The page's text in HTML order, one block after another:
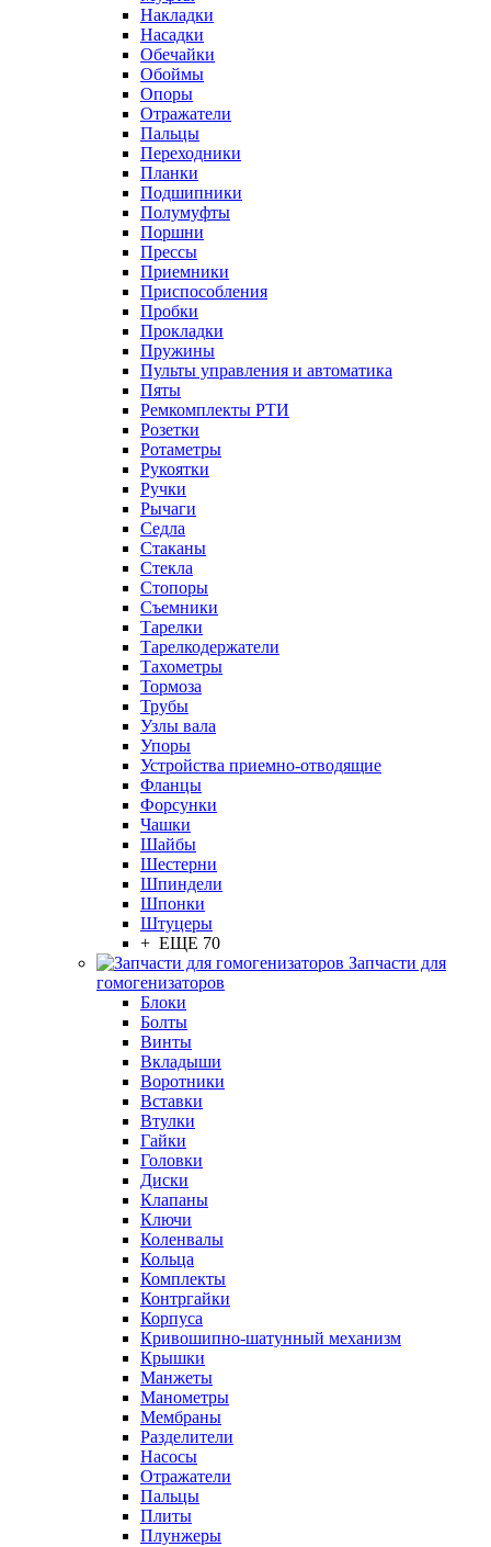
Накладки
Насадки
Обечайки
Обоймы
Опоры
Отражатели
Пальцы
Переходники
Планки
Подшипники
Полумуфты
Поршни
Прессы
Приемники
Приспособления
Пробки
Прокладки
Пружины
Пульты управления и автоматика
Пяты
Ремкомплекты РТИ
Розетки
Ротаметры
Рукоятки
Ручки
Рычаги
Седла
Стаканы
Стекла
Стопоры
Съемники
Тарелки
Тарелкодержатели
Тахометры
Тормоза
Трубы
Узлы вала
Упоры
Устройства приемно-отводящие
Фланцы
Форсунки
Чашки
Шайбы
Шестерни
Шпиндели
Шпонки
Штуцеры
+ ЕЩЕ 70
Запчасти для
гомогенизаторов
Блоки
Болты
Винты
Вкладыши
Воротники
Вставки
Втулки
Гайки
Головки
Диски
Клапаны
Ключи
Коленвалы
Кольца
Комплекты
Контргайки
Корпуса
Кривошипно-шатунный механизм
Крышки
Манжеты
Манометры
Мембраны
Разделители
Насосы
Отражатели
Пальцы
Плиты
Плунжеры